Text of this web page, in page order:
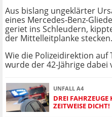
Aus bislang ungeklärter
eines Mercedes-Benz-
geriet ins Schleudern,
der Mittelleitplanke stecken.
Wie die Polizeidirektion auf
wurde der 42-Jährige dabei
UNFALL A4
DREI
ZEITWEISE DICHT!